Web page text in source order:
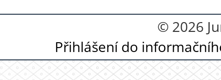
© 2026
Přihlášení do